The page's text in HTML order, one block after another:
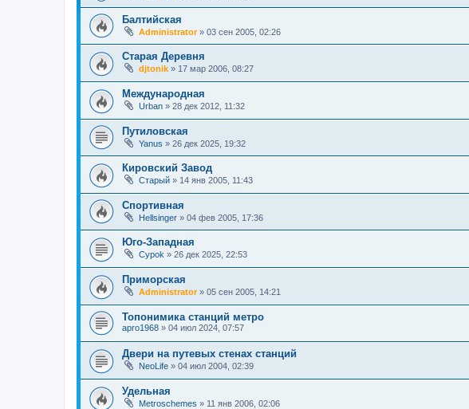
Балтийская
Administrator» 03 сен 2005, 02:26
Старая Деревня
djtonik » 17 мар 2006, 08:27
Международная
Urban » 28 дек 2012, 11:32
Путиловская
Yanus » 26 дек 2025, 19:32
Кировский Завод
Старый » 14 янв 2005, 11:43
Спортивная
Hellsinger » 04 фев 2005, 17:36
Юго-Западная
Cypok » 26 дек 2025, 22:53
Приморская
Administrator» 05 сен 2005, 14:21
Топонимика станций метро
apro1968 » 04 июл 2024, 07:57
Двери на путевых стенах станций
NeoLife » 04 июл 2004, 02:39
Удельная
Metroschemes » 11 янв 2006, 02:06